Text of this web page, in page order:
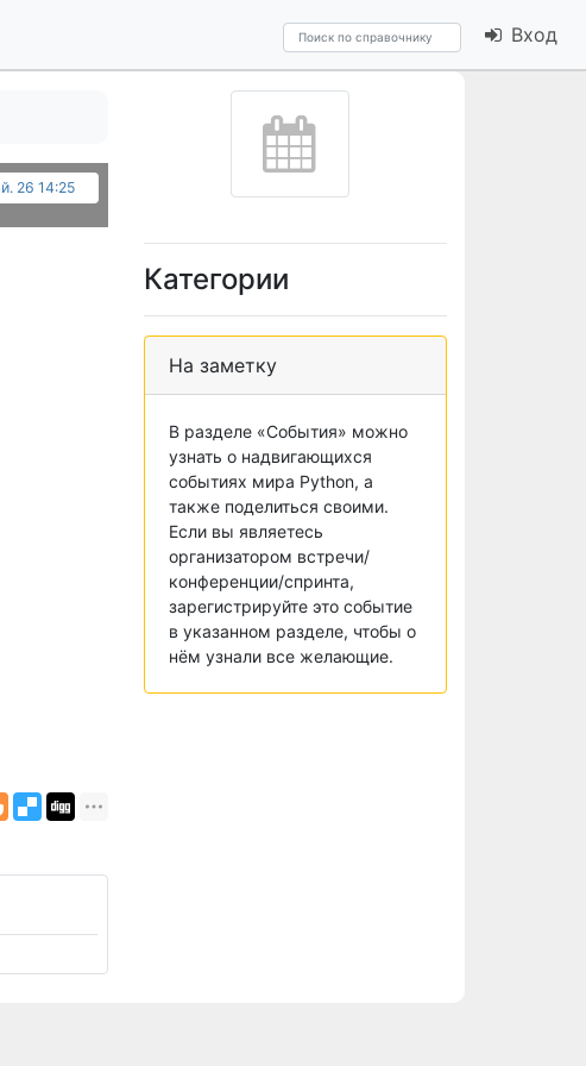
Вход
26 14:25
Категории
На заметку
В разделе «События» можно
узнать о надвигающихся
событиях мира Python, а
также поделиться своими.
Если вы являетесь
организатором встречи/
конференции/спринта,
зарегистрируйте это событие
в указанном разделе, чтобы о
нём узнали все желающие.